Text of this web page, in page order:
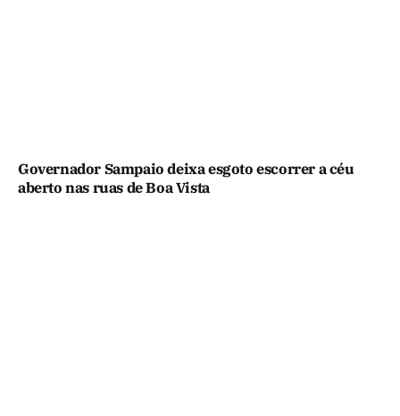
Governador Sampaio deixa esgoto escorrer a céu
aberto nas ruas de Boa Vista